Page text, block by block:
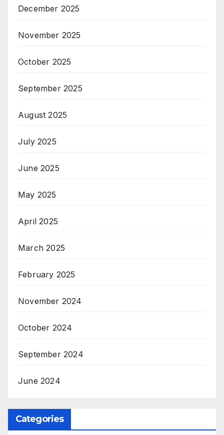
December 2025
November 2025
October 2025
September 2025
August 2025
July 2025
June 2025
May 2025
April 2025
March 2025
February 2025
November 2024
October 2024
September 2024
June 2024
Categories